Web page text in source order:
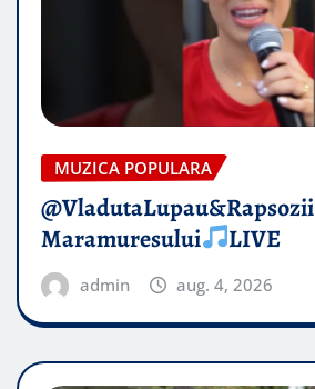
MUZICA POPULARA
@VladutaLupau&Rapsozii
Maramuresului
LIVE
admin aug. 4, 2026